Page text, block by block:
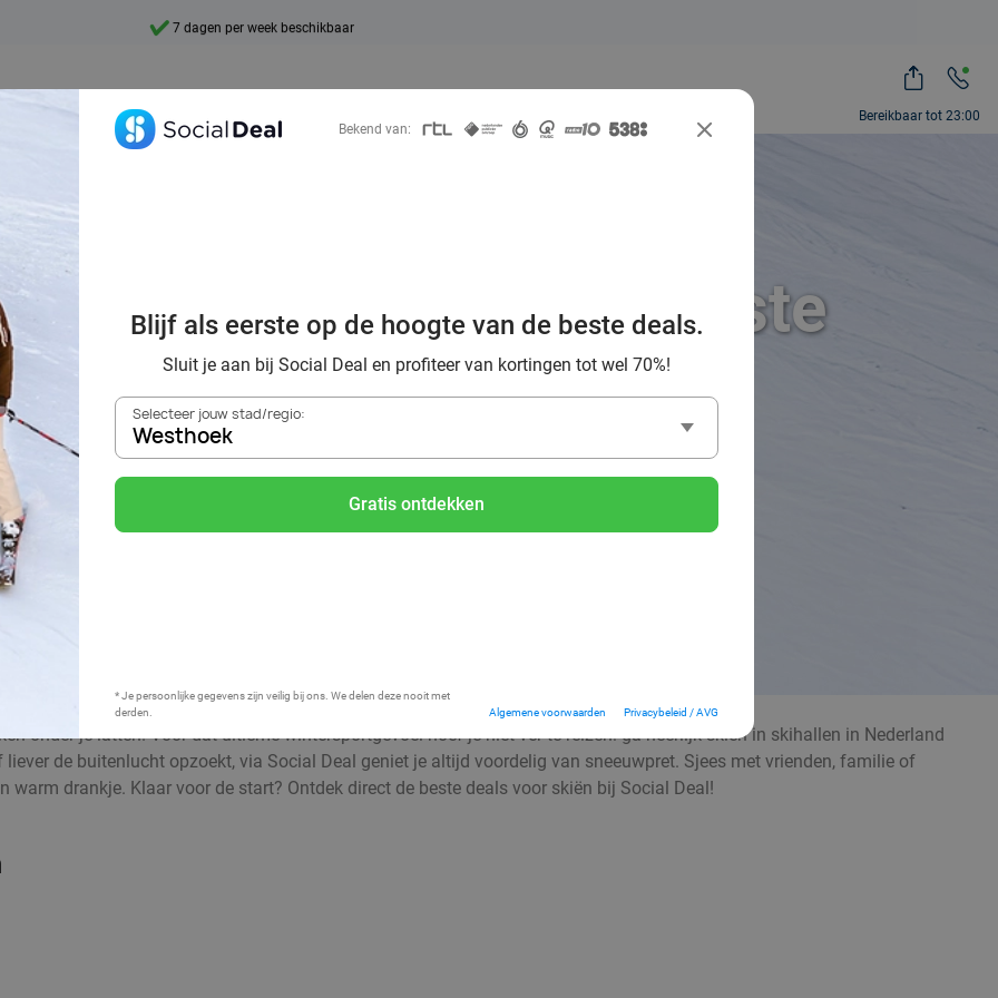
Bereikbaar tot 23:00
7 dagen per week beschikbaar
piste? Ontdek de leukste
en indoor skibanen
Westhoek
Bekend van:
Blijf als eerste op de hoogte van de beste deals.
Sluit je aan bij Social Deal en profiteer van kortingen tot wel 70%!
Selecteer jouw stad/regio:
Westhoek
Gratis ontdekken
* Je persoonlijke gegevens zijn veilig bij ons. We delen deze nooit met
derden.
Algemene voorwaarden Privacybeleid / AVG
onder je latten. Voor dat ultieme wintersportgevoel hoef je niet ver te reizen: ga heerlijk skiën in skihallen in Nederland
de buitenlucht opzoekt, via Social Deal geniet je altijd voordelig van sneeuwpret. Sjees met vrienden, familie of
drankje. Klaar voor de start? Ontdek direct de beste deals voor skiën bij Social Deal!